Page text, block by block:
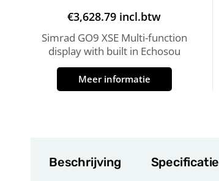
€3,628.79 incl.btw
Simrad GO9 XSE Multi-function
display with built in Echosou
Meer informatie
Beschrijving Specificatie